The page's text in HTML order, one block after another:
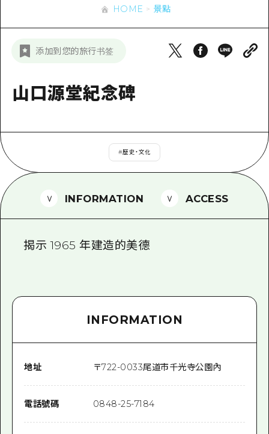
夜晚生活
標準
治癒
宮島周邊
短途旅行
一日遊
1晚2天
2晚3天
東山口
愛媛
超值遊覽門票
廣島免費 Wi-Fi
新聞
HOME 景點
添加到您的旅行书签
山口源堂紀念碑
#歷史・文化
INFORMATION ACCESS
揭示 1965 年建造的美德
INFORMATION
地址 〒722-0033尾道市千光寺公園內
電話號碼 0848-25-7184